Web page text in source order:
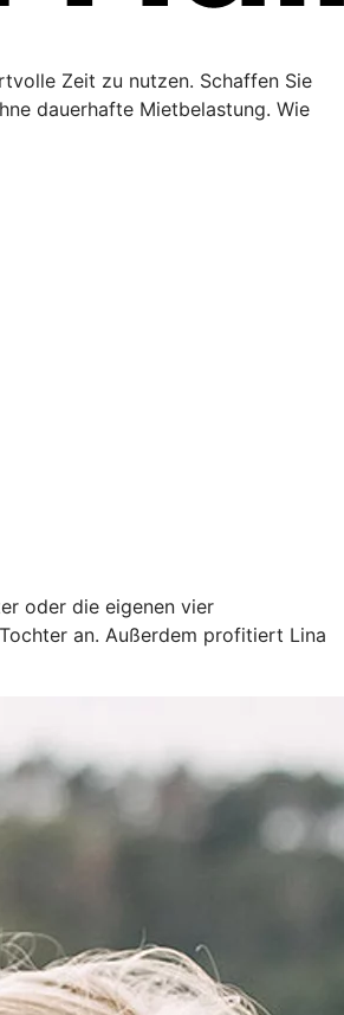
Zeit zu nutzen. Schaffen Sie
dauerhafte Mietbelastung. Wie
oder die eigenen vier
an. Außerdem profitiert Lina